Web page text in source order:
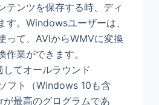
テンツを保存する時、ディ
す。Windowsユーザーは、
って、AVIからWMVに変換
作業ができます。
てオールラウンド
フト（Windows 10も含
最高のグログラムであ